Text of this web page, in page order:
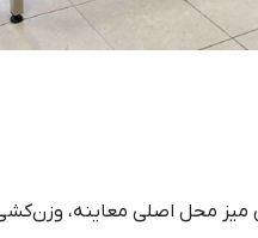
محل اصلی معاینه،